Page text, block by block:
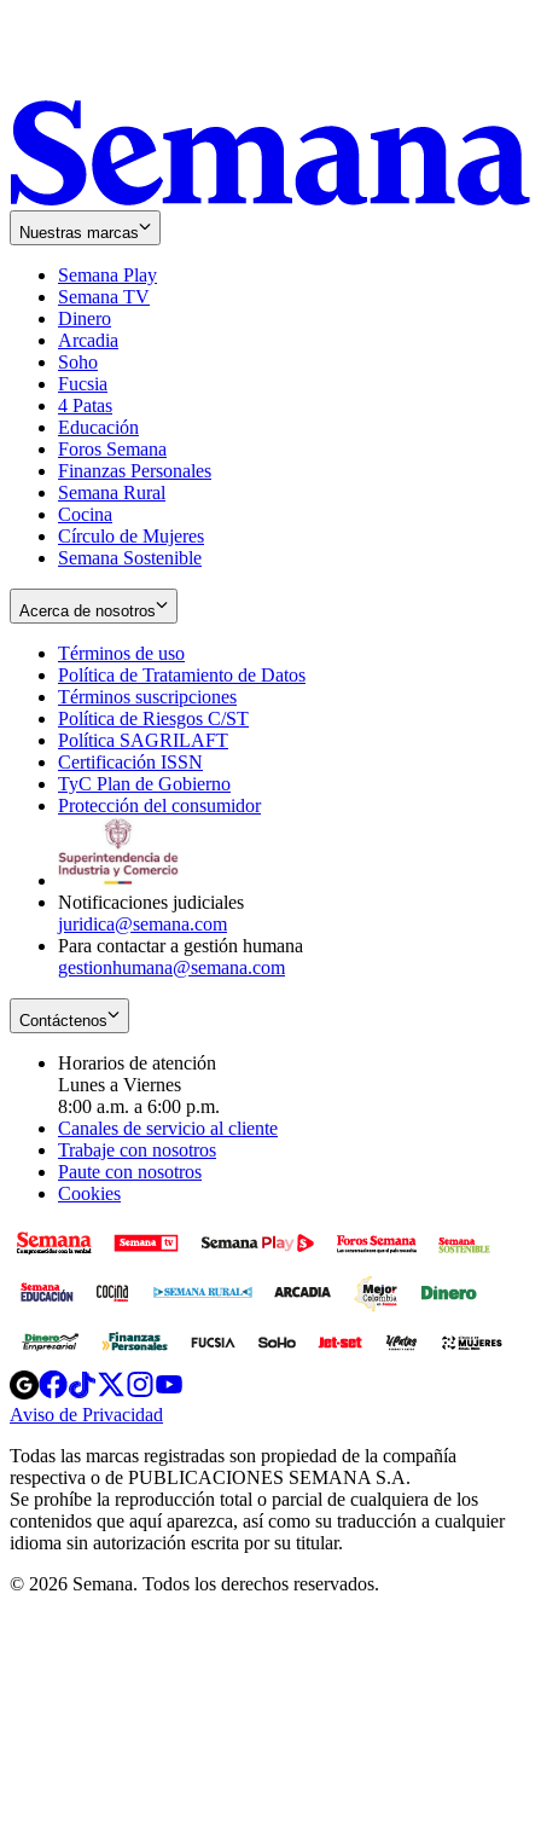
Nuestras marcas
Semana Play
Semana TV
Dinero
Arcadia
Soho
in
new
window
Fucsia
in
new
window
4 Patas
Educación
Foros Semana
Finanzas Personales
Semana Rural
Cocina
Círculo de Mujeres
Semana Sostenible
Acerca de nosotros
Términos de uso
in
new
window
Política de Tratamiento de Datos
Términos suscripciones
in
Política de Riesgos C/ST
Política SAGRILAFT
new
window
Certificación ISSN
in
new
TyC Plan de Gobierno
in
Protección del consumidorOpens
Notificaciones judiciales
juridica@semana.com
Para contactar a gestión humana
gestionhumana@semana.com
Contáctenos
Horarios de atención
Lunes a Viernes
8:00 a.m. a 6:00 p.m.
Canales de servicio al cliente
Trabaje con nosotros
Paute con nosotros
Cookies
Opens
in
new
Opens
in
new
Opens
in
new
window
Opens
new
windowwindow
Aviso de Privacidad
new
window
Todas las marcas registradas son propiedad de la compañía
respectiva o de PUBLICACIONES SEMANA S.A.
Se prohíbe la reproducción total o parcial de cualquiera de los
contenidos que aquí aparezca, así como su traducción a cualquier
idioma sin autorización escrita por su titular.
© 2026 Semana. Todos los derechos reservados.